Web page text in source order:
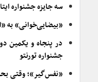
سه جایزه جشنواره
«بیضایی‌خوانی» به
در پنجاه و یکمین
جشنواره تورنتو
«نفس‌گیر»؛ وقتی